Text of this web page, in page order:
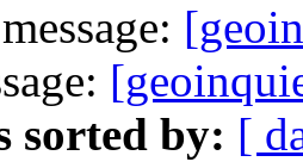
sorted by: [